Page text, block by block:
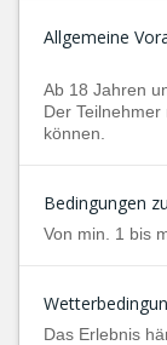
Allgemeine
Ab 18 Jahren
Der
können.
Bedingungen
Von min. 1 bis
Das Erlebnis